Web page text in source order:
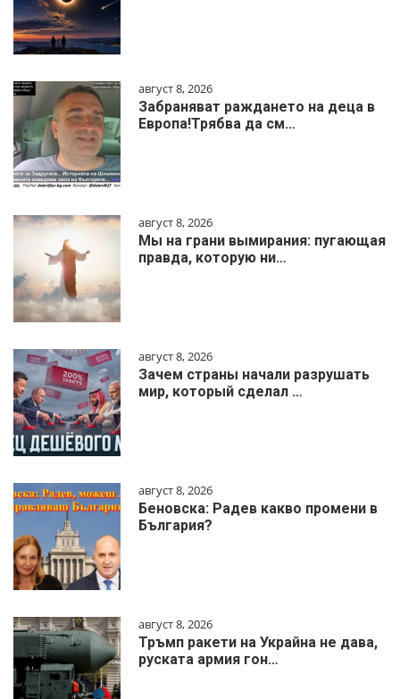
август 8, 2026
Забраняват раждането на деца в
Европа!Трябва да см…
август 8, 2026
Мы на грани вымирания: пугающая
правда, которую ни…
август 8, 2026
Зачем страны начали разрушать
мир, который сделал …
август 8, 2026
Беновска: Радев какво промени в
България?
август 8, 2026
Тръмп ракети на Украйна не дава,
руската армия гон…